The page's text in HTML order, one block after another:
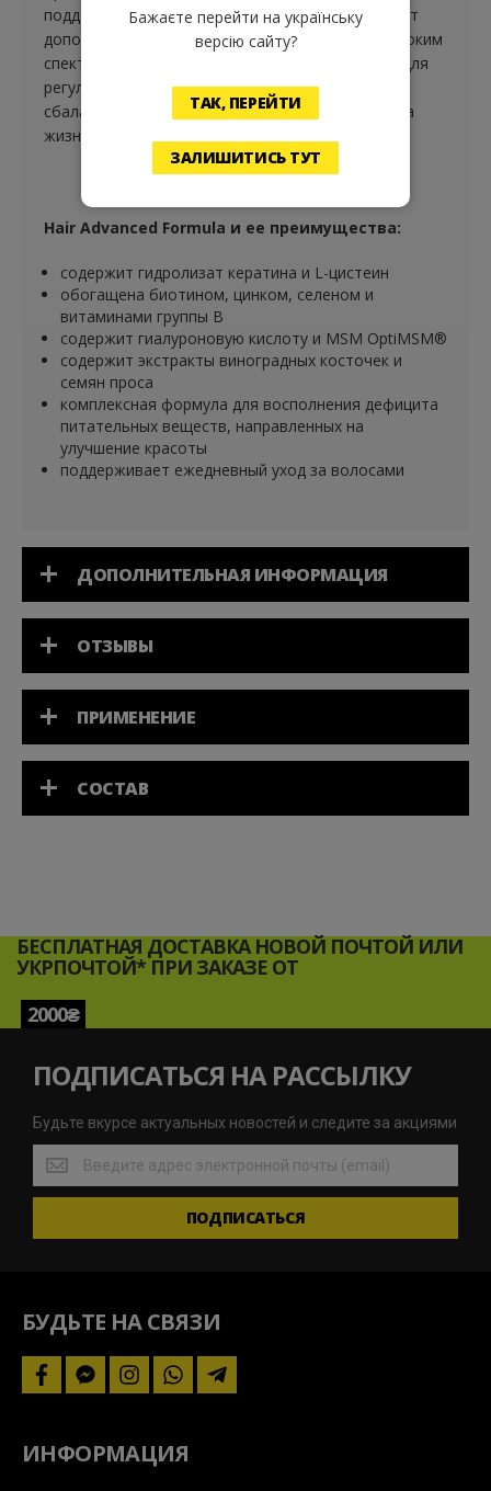
поддержку. Формула подходит для тех, кто хочет
дополнить свой ежедневный уход за собой широким
спектром ингредиентов. Ее состав разработан для
регулярного использования в рамках
сбалансированного питания и здорового образа
жизни.
Hair Advanced Formula и ее преимущества:
содержит гидролизат кератина и L-цистеин
обогащена биотином, цинком, селеном и
витаминами группы В
содержит гиалуроновую кислоту и MSM OptiMSM®
содержит экстракты виноградных косточек и
семян проса
комплексная формула для восполнения дефицита
питательных веществ, направленных на
улучшение красоты
поддерживает ежедневный уход за волосами
ДОПОЛНИТЕЛЬНАЯ ИНФОРМАЦИЯ
ОТЗЫВЫ
ПРИМЕНЕНИЕ
СОСТАВ
БЕСПЛАТНАЯ ДОСТАВКА НОВОЙ ПОЧТОЙ ИЛИ
УКРПОЧТОЙ* ПРИ ЗАКАЗЕ ОТ
2000₴
ПОДПИСАТЬСЯ НА РАССЫЛКУ
Будьте вкурсе актуальных новостей и следите за акциями
Будьте
вкурсе
актуальных
и
ПОДПИСАТЬСЯ
БУДЬТЕ НА СВЯЗИ
facebookfacebook-
messenger
instagram
whatsapptelegram-
plane
ИНФОРМАЦИЯ
Бажаєте перейти на українську
версію сайту?
ТАК, ПЕРЕЙТИ
ЗАЛИШИТИСЬ ТУТ